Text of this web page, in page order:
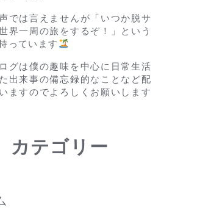
では言えませんが「いつか脱サ
界一周の旅をするぞ！」という
っています
グは僕の趣味を中心に日常生活
出来事の備忘録的なことなど配
ますのでよろしくお願いします
カテゴリー